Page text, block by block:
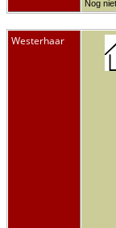
Nog
Westerhaar